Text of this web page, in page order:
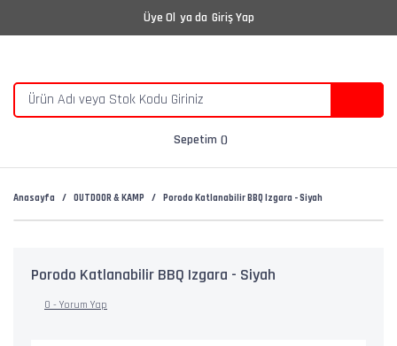
Üye Ol ya da Giriş Yap
Sepetim
Anasayfa OUTDOOR & KAMP Porodo Katlanabilir BBQ Izgara - Siyah
Porodo Katlanabilir BBQ Izgara - Siyah
0 - Yorum Yap